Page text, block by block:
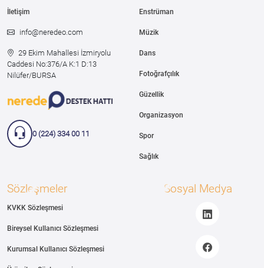
İletişim
info@neredeo.com
29 Ekim Mahallesi İzmiryolu
Caddesi No:376/A K:1 D:13
Nilüfer/BURSA
0 (224) 334 00 11
Enstrüman
Müzik
Dans
Fotoğrafçılık
Güzellik
Organizasyon
Spor
Sağlık
Sözleşmeler
KVKK Sözleşmesi
Bireysel Kullanıcı Sözleşmesi
Kurumsal Kullanıcı Sözleşmesi
Sosyal Medya